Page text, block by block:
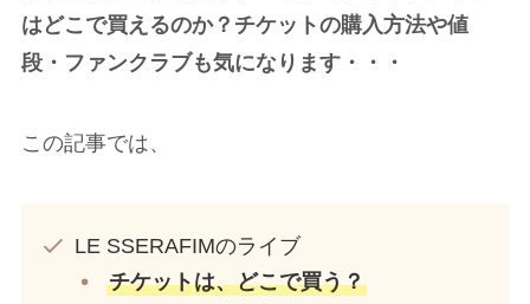
はどこで買えるのか？チケットの購入方法や値
段・ファンクラブも気になります・・・
この記事では、
LE SSERAFIMのライブ
チケットは、どこで買う？